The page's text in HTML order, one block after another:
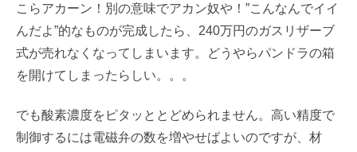
こらアカーン！別の意味でアカン奴や！”こんなんでイイ
んだよ”的なものが完成したら、240万円のガスリザーブ
式が売れなくなってしまいます。どうやらパンドラの箱
を開けてしまったらしい。。。
でも酸素濃度をピタッととどめられません。高い精度で
制御するには電磁弁の数を増やせばよいのですが、材